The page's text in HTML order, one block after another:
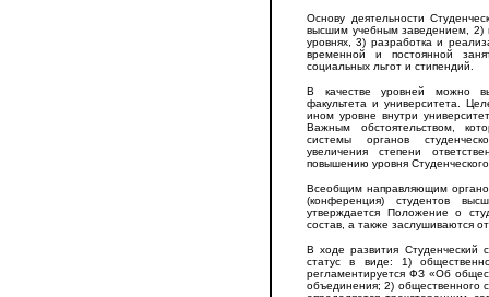
Основу деятельности
высшим учебным заведением, 2)
уровнях, 3) разработка и
временной и постоянной
социальных льгот и стипендий.
В качестве уровней можно
факультета и университета.
ином уровне внутри
Важным обстоятельством,
системы органов
увеличения степени
повышению уровня
Всеобщим направляющим
(конференция) студентов
утверждается Положение о
состав, а также заслушиваются
В ходе развития Студенческий
статус в виде: 1)
регламентируется ФЗ «Об
объединения; 2) общественного